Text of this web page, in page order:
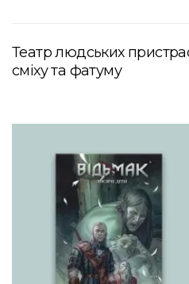
Театр людських
сміху та фатуму